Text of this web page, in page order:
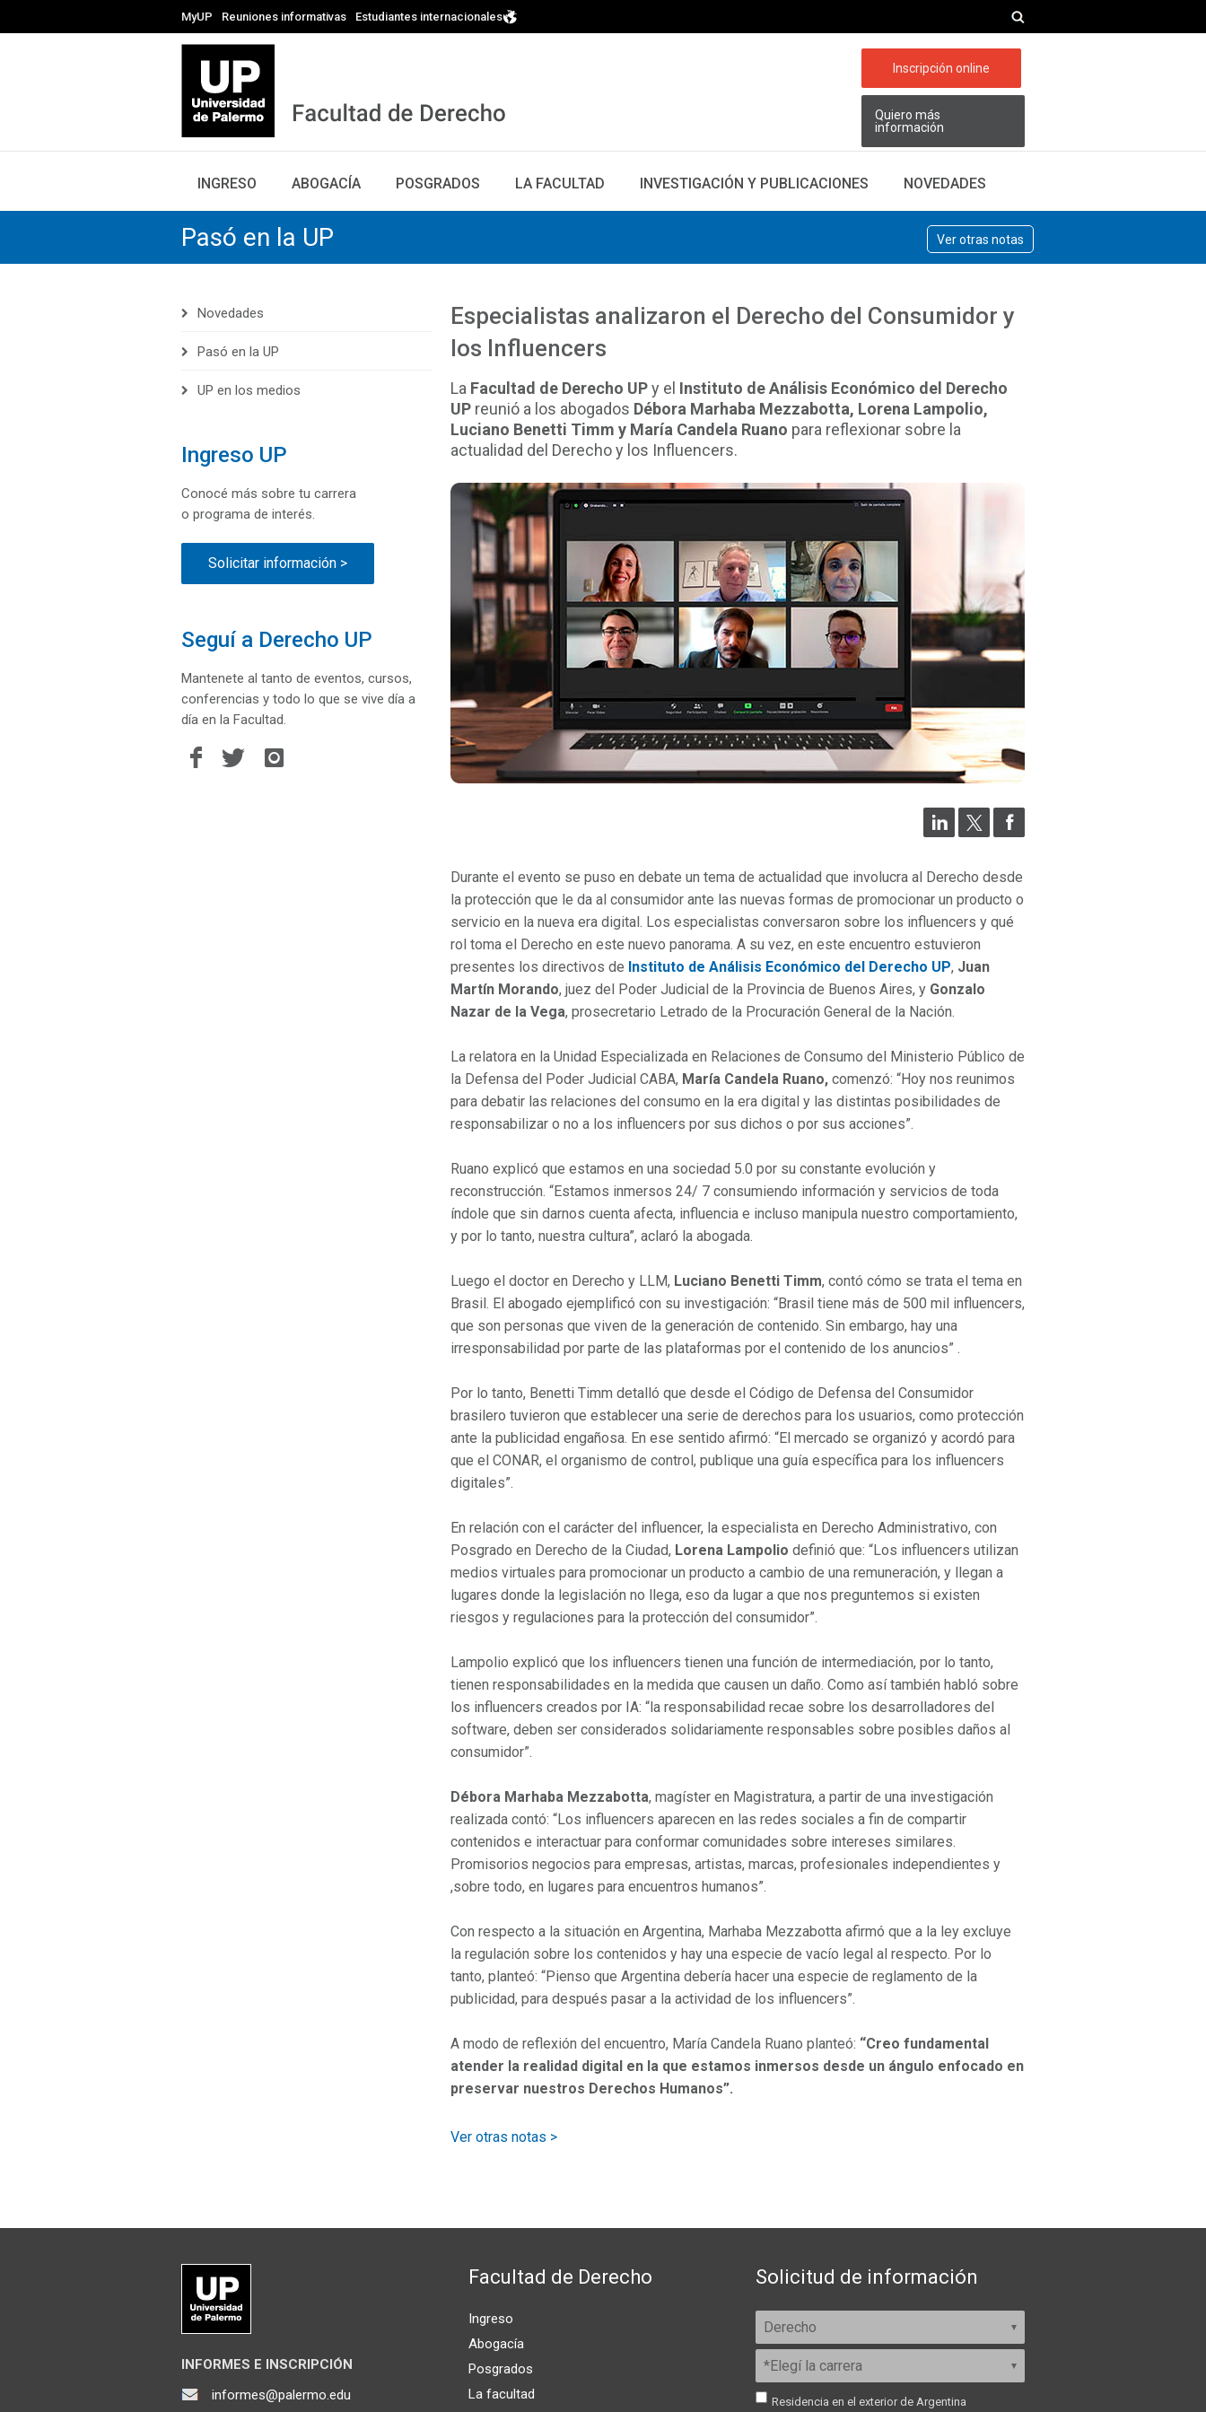
MyUP Reuniones informativas Estudiantes internacionales
Inscripción online
Quiero más
información
INGRESO ABOGACÍA POSGRADOS LA FACULTAD INVESTIGACIÓN Y PUBLICACIONES NOVEDADES
Pasó en la UP Ver otras notas
Especialistas analizaron el Derecho del Consumidor y
los Influencers
La Facultad de Derecho UPy el Instituto de Análisis Económico del Derecho
UP reunió a los abogados Débora Marhaba Mezzabotta, Lorena Lampolio,
Luciano Benetti Timm y María Candela Ruano para reflexionar sobre la
actualidad del Derecho y los Influencers.
Durante el evento se puso en debate un tema de actualidad que involucra al Derecho desde
la protección que le da al consumidor ante las nuevas formas de promocionar un producto o
servicio en la nueva era digital. Los especialistas conversaron sobre los influencers y qué
rol toma el Derecho en este nuevo panorama. A su vez, en este encuentro estuvieron
presentes los directivos de Instituto de Análisis Económico del Derecho UP, Juan
Martín Morando, juez del Poder Judicial de la Provincia de Buenos Aires, y Gonzalo
Nazar de la Vega, prosecretario Letrado de la Procuración General de la Nación.
La relatora en la Unidad Especializada en Relaciones de Consumo del Ministerio Público de
la Defensa del Poder Judicial CABA, María Candela Ruano, comenzó: “Hoy nos reunimos
para debatir las relaciones del consumo en la era digital y las distintas posibilidades de
responsabilizar o no a los influencers por sus dichos o por sus acciones”.
Ruano explicó que estamos en una sociedad 5.0 por su constante evolución y
reconstrucción. “Estamos inmersos 24/ 7 consumiendo información y servicios de toda
índole que sin darnos cuenta afecta, influencia e incluso manipula nuestro comportamiento,
y por lo tanto, nuestra cultura”, aclaró la abogada.
Luego el doctor en Derecho y LLM, Luciano Benetti Timm, contó cómo se trata el tema en
Brasil. El abogado ejemplificó con su investigación: “Brasil tiene más de 500 mil influencers,
que son personas que viven de la generación de contenido. Sin embargo, hay una
irresponsabilidad por parte de las plataformas por el contenido de los anuncios” .
Por lo tanto, Benetti Timm detalló que desde el Código de Defensa del Consumidor
brasilero tuvieron que establecer una serie de derechos para los usuarios, como protección
ante la publicidad engañosa. En ese sentido afirmó: “El mercado se organizó y acordó para
que el CONAR, el organismo de control, publique una guía específica para los influencers
digitales”.
En relación con el carácter del influencer, la especialista en Derecho Administrativo, con
Posgrado en Derecho de la Ciudad, Lorena Lampolio definió que: “Los influencers utilizan
medios virtuales para promocionar un producto a cambio de una remuneración, y llegan a
lugares donde la legislación no llega, eso da lugar a que nos preguntemos si existen
riesgos y regulaciones para la protección del consumidor”.
Lampolio explicó que los influencers tienen una función de intermediación, por lo tanto,
tienen responsabilidades en la medida que causen un daño. Como así también habló sobre
los influencers creados por IA: “la responsabilidad recae sobre los desarrolladores del
software, deben ser considerados solidariamente responsables sobre posibles daños al
consumidor”.
Débora Marhaba Mezzabotta, magíster en Magistratura, a partir de una investigación
realizada contó: “Los influencers aparecen en las redes sociales a fin de compartir
contenidos e interactuar para conformar comunidades sobre intereses similares.
Promisorios negocios para empresas, artistas, marcas, profesionales independientes y
,sobre todo, en lugares para encuentros humanos”.
Con respecto a la situación en Argentina, Marhaba Mezzabotta afirmó que a la ley excluye
la regulación sobre los contenidos y hay una especie de vacío legal al respecto. Por lo
tanto, planteó: “Pienso que Argentina debería hacer una especie de reglamento de la
publicidad, para después pasar a la actividad de los influencers”.
A modo de reflexión del encuentro, María Candela Ruano planteó: “Creo fundamental
atender la realidad digital en la que estamos inmersos desde un ángulo enfocado en
preservar nuestros Derechos Humanos”.
Ver otras notas >
Novedades
Pasó en la UP
UP en los medios
Ingreso UP
Conocé más sobre tu carrera
o programa de interés.
Solicitar información >
Seguí a Derecho UP
Mantenete al tanto de eventos, cursos,
conferencias y todo lo que se vive día a
día en la Facultad.
INFORMES E INSCRIPCIÓN
informes@palermo.edu
Facultad de Derecho
Ingreso
Abogacía
Posgrados
La facultad
Solicitud de información
Residencia en el exterior de Argentina